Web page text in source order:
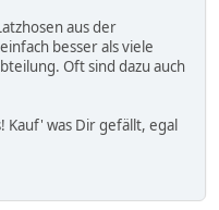
aus der
besser als viele
Oft sind dazu auch
Kauf' was Dir gefällt, egal